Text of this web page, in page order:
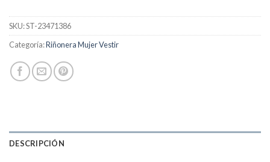
SKU:ST-23471386
Categoría:Riñonera Mujer Vestir
DESCRIPCIÓN